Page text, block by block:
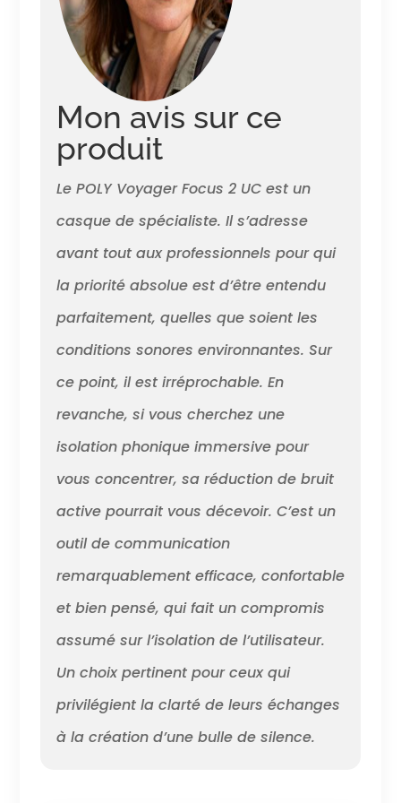
vous à un ordinateur à l'aide
de l'adaptateur BT700 USB-A
inclus et à un téléphone
mobile via Bluetooth v5.1.
Mon avis sur ce
produit
Le POLY Voyager Focus 2 UC est un
casque de spécialiste. Il s’adresse
avant tout aux professionnels pour qui
la priorité absolue est d’être entendu
parfaitement, quelles que soient les
conditions sonores environnantes. Sur
ce point, il est irréprochable. En
revanche, si vous cherchez une
isolation phonique immersive pour
vous concentrer, sa réduction de bruit
active pourrait vous décevoir. C’est un
outil de communication
remarquablement efficace, confortable
et bien pensé, qui fait un compromis
assumé sur l’isolation de l’utilisateur.
Un choix pertinent pour ceux qui
privilégient la clarté de leurs échanges
à la création d’une bulle de silence.